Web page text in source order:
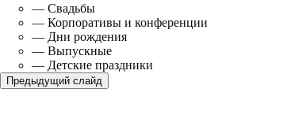
— Свадьбы
— Корпоративы и конференции
— Дни рождения
— Выпускные
— Детские праздники
Предыдущий слайд